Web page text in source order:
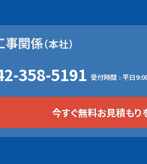
事関係（本社）
358-5191 受付時間 : 平日
今すぐ無料お見積もり